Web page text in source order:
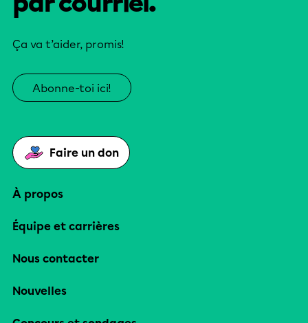
Ça va t’aider, promis!
Abonne-toi ici!
Faire un don
À propos
Équipe et carrières
Nous contacter
Nouvelles